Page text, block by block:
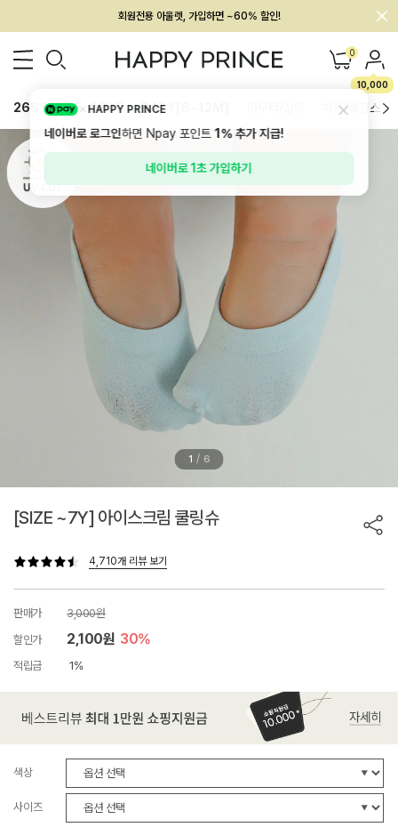
회원전용 아울렛, 가입하면 ~60% 할인!
멤버십 최대 28,000원 혜택 0
10,000
26SS 신상 BEST BABY[6~12M] 하의/레깅스
1 / 6
[SIZE ~7Y] 아이스크림 쿨링슈
4,710개 리뷰 보기
판매가
3,000원
할인가
2,100원 30%
적립금 1%
색상
사이즈
HAPPY PRINCE
네이버로 로그인하면 Npay 포인트1%추가 지급!
네이버로 1초 가입하기